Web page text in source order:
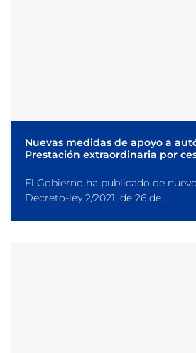
Nuevas medidas de apoyo a
Prestación extraordinaria por
El Gobierno ha publicado de
Decreto-ley 2/2021, de 26 de...